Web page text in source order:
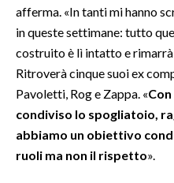
afferma. «In tanti mi hanno
in queste settimane: tutto
costruito è lì intatto e rimarrà
Ritroverà cinque suoi ex
Pavoletti, Rog e Zappa. «
condiviso lo spogliatoio,
abbiamo un obiettivo
ruoli ma non il rispetto».